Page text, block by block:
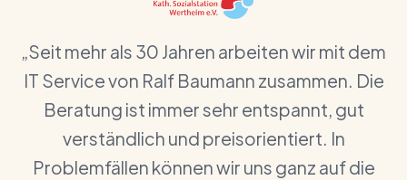
„Seit mehr als 30 Jahren arbeiten wir mit dem
IT Service von Ralf Baumann zusammen. Die
Beratung ist immer sehr entspannt, gut
verständlich und preisorientiert. In
Problemfällen können wir uns ganz auf die